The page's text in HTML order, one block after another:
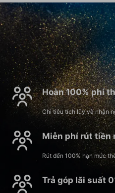
Hoàn 100% phí
Chi tiêu tích lũy và nhận
Miễn phí rút tiền
Rút đến 100% hạn mức
Trả góp lãi suất